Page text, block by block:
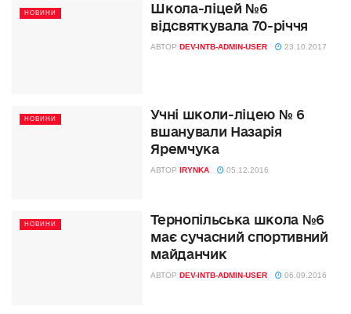
НОВИНИ
Школа-ліцей №6
відсвяткувала 70-річчя
АВТОР DEV-INTB-ADMIN-USER 23.10.2017
НОВИНИ
Учні школи-ліцею № 6
вшанували Назарія
Яремчука
АВТОР IRYNKA 05.12.2016
НОВИНИ
Тернопільська школа №6
має сучасний спортивний
майданчик
АВТОР DEV-INTB-ADMIN-USER 06.09.2016